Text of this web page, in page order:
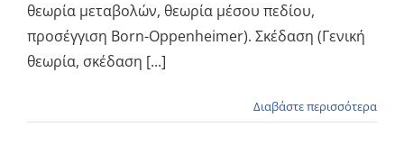
θεωρία μεταβολών, θεωρία μέσου πεδίου,
προσέγγιση Born-Oppenheimer). Σκέδαση (Γενική
θεωρία, σκέδαση [...]
Διαβάστε περισσότερα